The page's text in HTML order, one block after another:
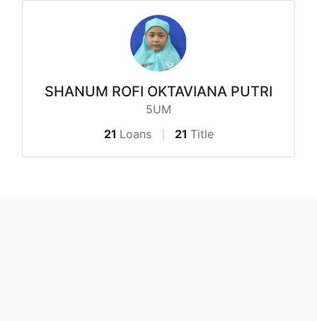
SHANUM ROFI OKTAVIANA PUTRI
5UM
21 Loans 21 Title